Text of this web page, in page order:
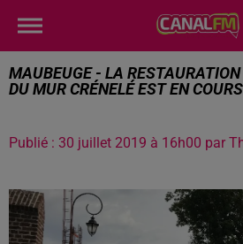
MAUBEUGE - LA
DU MUR CRÉNELÉ EST EN COURS
Publié : 30 juillet 2019 à 16h00 par